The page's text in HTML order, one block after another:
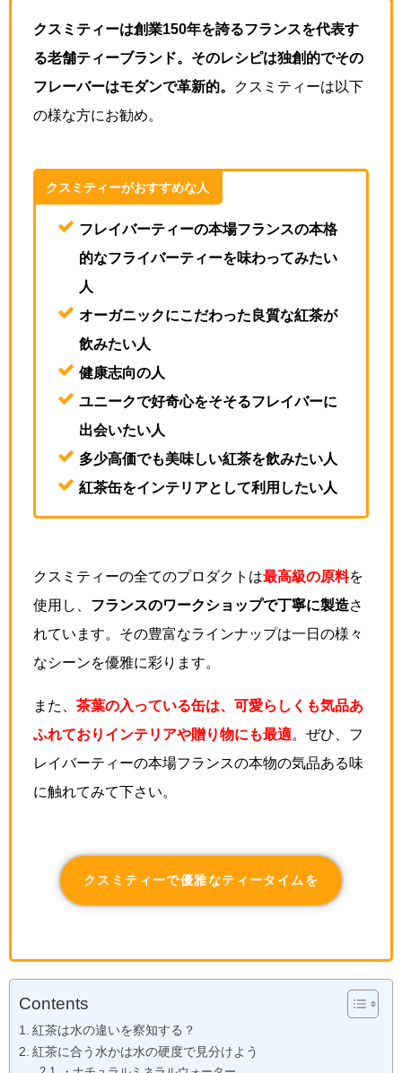
クスミティーは創業150年を誇るフランスを代表す
る老舗ティーブランド。そのレシピは独創的でその
フレーバーはモダンで革新的。
クスミティーは以下
の様な方にお勧め。
クスミティーがおすすめな人
フレイバーティーの本場フランスの本格
的なフライバーティーを味わってみたい
人
オーガニックにこだわった良質な紅茶が
飲みたい人
健康志向の人
ユニークで好奇心をそそるフレイバーに
出会いたい人
多少高価でも美味しい紅茶を飲みたい人
紅茶缶をインテリアとして利用したい人
クスミティーの全てのプロダクトは最高級の原料を
使用し、 フランスのワークショップで丁寧に製造さ
れています。その豊富なラインナップは一日の様々
なシーンを優雅に彩ります。
また、 茶葉の入っている缶は、可愛らしくも気品あ
ふれておりインテリアや贈り物にも最適 。ぜひ、フ
レイバーティーの本場フランスの本物の気品ある味
に触れてみて下さい。
クスミティーで優雅なティータイムを
Contents
紅茶は水の違いを察知する？
紅茶に合う水かは水の硬度で見分けよう